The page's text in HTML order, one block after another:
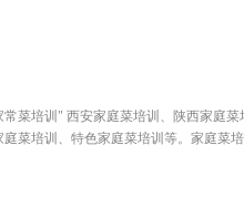
菜培训" 西安家庭菜培训、陕西家庭
菜培训、特色家庭菜培训等。家庭菜